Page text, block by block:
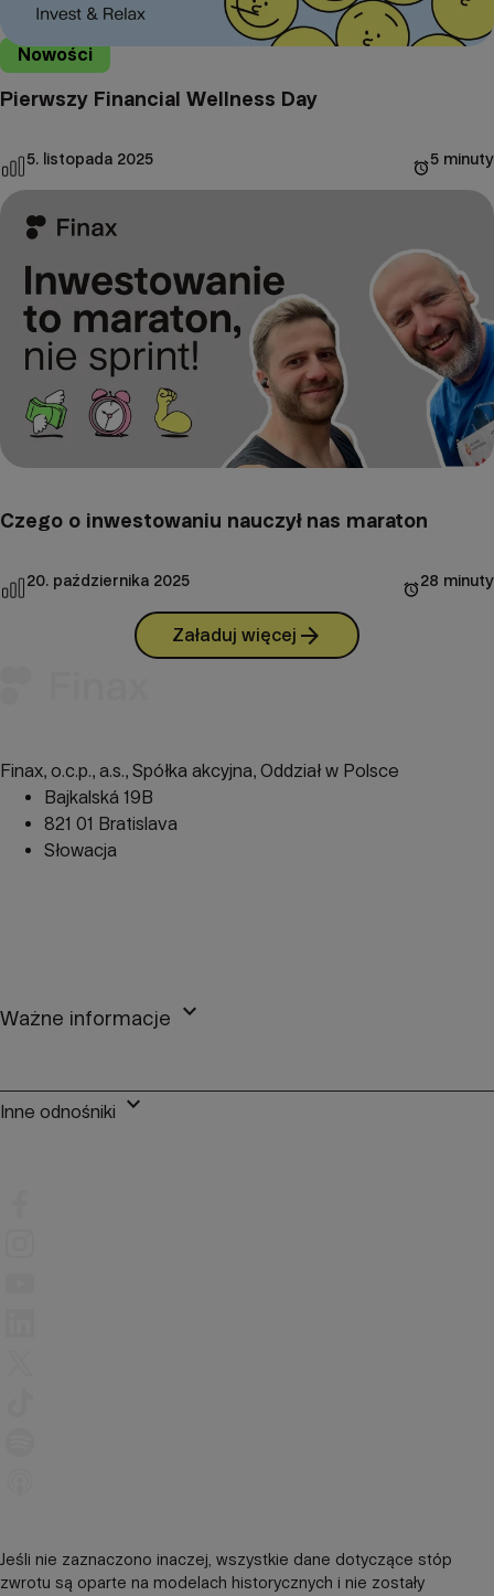
Nowości
Pierwszy Financial Wellness Day
5. listopada 2025 5 minuty
Czego o inwestowaniu nauczył nas maraton
20. października 2025 28 minuty
Załaduj więcej arrow_forward
Finax, o.c.p., a.s., Spółka akcyjna, Oddział w Polsce
Bajkalská 19B
821 01 Bratislava
Słowacja
Ważne informacje keyboard_arrow_down
Inne odnośniki keyboard_arrow_down
Jeśli nie zaznaczono inaczej, wszystkie dane dotyczące stóp
zwrotu są oparte na modelach historycznych i nie zostały